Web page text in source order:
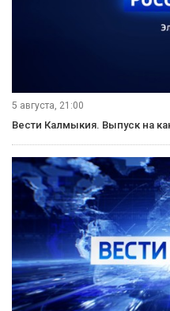
5 августа, 21:00
Вести Калмыкия. Выпуск на